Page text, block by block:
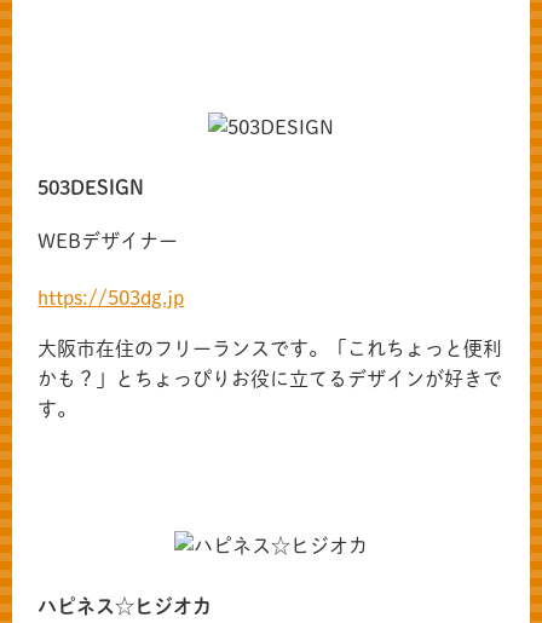
503DESIGN
WEBデザイナー
https://503dg.jp
大阪市在住のフリーランスです。「これちょっと便利
かも？」とちょっぴりお役に立てるデザインが好きで
す。
ハピネス☆ヒジオカ